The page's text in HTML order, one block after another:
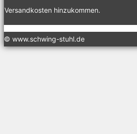
Versandkosten hinzukommen.
© www.schwing-stuhl.de